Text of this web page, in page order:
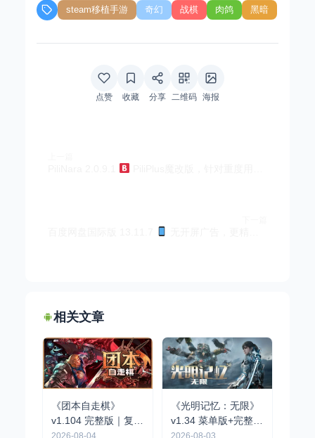
steam移植手游 奇幻 战棋 肉鸽 黑暗
点赞 收藏 分享 二维码 海报
相关文章
《团本自走棋》
v1.104 完整版｜复古
队伍制肉鸽自走棋手
2026-08-04
《光明记忆：无限》
v1.34 菜单版+完整版
｜第一人称动作战术
2026-08-03